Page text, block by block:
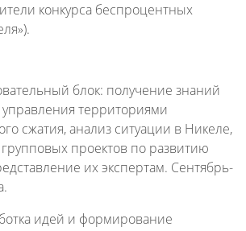
конкурса беспроцентных
блок: получение знаний
управления территориями
сжатия, анализ ситуации в Никеле,
проектов по развитию
их экспертам. Сентябрь-
идей и формирование